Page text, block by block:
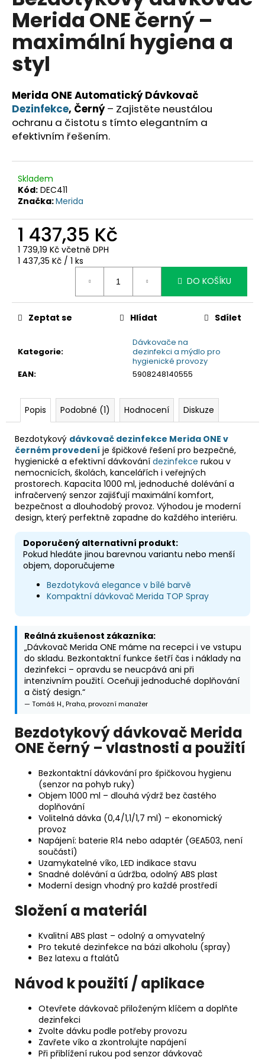
0,0
5
hvězdiček.
Merida ONE černý –
maximální hygiena a
styl
Merida ONE Automatický Dávkovač
Dezinfekce, Černý– Zajistěte neustálou
ochranu a čistotu s tímto elegantním a
efektivním řešením.
Skladem
Kód: DEC411
Značka:Merida
1 437,35 Kč
1 739,19 Kč včetně DPH
Měrná
1 437,35 Kč / 1 ks
DO KOŠÍKU
Kategorie:
Dávkovače na
dezinfekci a mýdlo pro
hygienické provozy
EAN: 5908248140555
Zeptat se Hlídat Sdílet
Popis Podobné (1) Hodnocení Diskuze
Bezdotykový dávkovač dezinfekce Merida ONE v
černém provedení je špičkové řešení pro bezpečné,
hygienické a efektivní dávkování dezinfekce rukou v
nemocnicích, školách, kancelářích i veřejných
prostorech. Kapacita 1000 ml, jednoduché dolévání a
infračervený senzor zajišťují maximální komfort,
bezpečnost a dlouhodobý provoz. Výhodou je moderní
design, který perfektně zapadne do každého interiéru.
Doporučený alternativní produkt:
Pokud hledáte jinou barevnou variantu nebo menší
objem, doporučujeme
Bezdotyková elegance v bílé barvě
Kompaktní dávkovač Merida TOP Spray
Reálná zkušenost zákazníka:
„Dávkovač Merida ONE máme na recepci i ve vstupu
do skladu. Bezkontaktní funkce šetří čas i náklady na
dezinfekci – opravdu se neucpává ani při
intenzivním použití. Oceňuji jednoduché doplňování
a čistý design.“
— Tomáš H., Praha, provozní manažer
Bezdotykový dávkovač Merida
ONE černý – vlastnosti a použití
Bezkontaktní dávkování pro špičkovou hygienu
(senzor na pohyb ruky)
Objem 1000 ml – dlouhá výdrž bez častého
doplňování
Volitelná dávka (0,4/1,1/1,7 ml) – ekonomický
provoz
Napájení: baterie R14 nebo adaptér (GEA503, není
součástí)
Uzamykatelné víko, LED indikace stavu
Snadné dolévání a údržba, odolný ABS plast
Moderní design vhodný pro každé prostředí
Složení a materiál
Kvalitní ABS plast – odolný a omyvatelný
Pro tekuté dezinfekce na bázi alkoholu (spray)
Bez latexu a ftalátů
Návod k použití / aplikace
Otevřete dávkovač přiloženým klíčem a doplňte
dezinfekci
Zvolte dávku podle potřeby provozu
Zavřete víko a zkontrolujte napájení
Při přiblížení rukou pod senzor dávkovač
a
j
í
t
?
HLEDAT
D
o
p
o
u
č
e
m